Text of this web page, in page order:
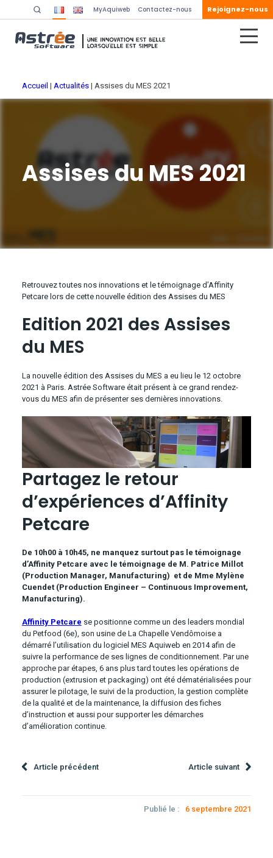
MyAquiweb Contactez-nous Rejoignez-nous
Accueil | Actualités| Assises du MES 2021
Assises du MES 2021
Retrouvez toutes nos innovations et le témoignage d’Affinity
Petcare lors de cette nouvelle édition des Assises du MES
Edition 2021 des Assises
du MES
La nouvelle édition des Assises du MES a eu lieu le 12 octobre
2021 à Paris. Astrée Software était présent à ce grand rendez-
vous du MES afin de présenter ses dernières innovations.
Partagez le retour
d’expériences d’Affinity
Petcare
De 10h00 à 10h45, ne manquez surtout pas le témoignage
d’Affinity Petcare avec le témoignage de M. Patrice Millot
(Production Manager, Manufacturing) et de Mme Mylène
Cuendet (Production Engineer – Continuous Improvement,
Manufacturing).
Affinity Petcare se positionne comme un des leaders mondial
du Petfood (6e), son usine de La Chapelle Vendômoise a
démarré l’utilisation du logiciel MES Aquiweb en 2014 afin de
suivre la performance de ses lignes de conditionnement. Par une
approche par étapes, 6 ans plus tard toutes les opérations de
production (extrusion et packaging) ont été dématérialisées pour
assurer le pilotage, le suivi de la production, la gestion complète
de la qualité et de la maintenance, la diffusion des fiches
d’instruction et aussi pour supporter les démarches
d’amélioration continue.
Article précédent Article suivant
Publié le : 6 septembre 2021